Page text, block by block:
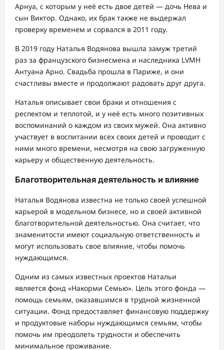
Арнуа, с которым у неё есть двое детей — дочь Нева и
сын Виктор. Однако, их брак также не выдержал
проверку временем и сорвался в 2011 году.
В 2019 году Наталья Водянова вышла замуж третий
раз за французского бизнесмена и наследника LVMH
Антуана Арно. Свадьба прошла в Париже, и они
счастливы вместе и продолжают радовать друг друга.
Наталья описывает свои браки и отношения с
респектом и теплотой, и у неё есть много позитивных
воспоминаний о каждом из своих мужей. Она активно
участвует в воспитании всех своих детей и проводит с
ними много времени, несмотря на свою загруженную
карьеру и общественную деятельность.
Благотворительная деятельность и влияние
Наталья Водянова известна не только своей успешной
карьерой в модельном бизнесе, но и своей активной
благотворительной деятельностью. Она считает, что
знаменитости имеют социальную ответственность и
могут использовать свое влияние, чтобы помочь
нуждающимся.
Одним из самых известных проектов Натальи
является фонд «Накорми Семью». Цель этого фонда —
помощь семьям, оказавшимся в трудной жизненной
ситуации. Фонд предоставляет финансовую поддержку
и продуктовые наборы нуждающимся семьям, чтобы
помочь им преодолеть трудности и обеспечить
минимальное проживание.